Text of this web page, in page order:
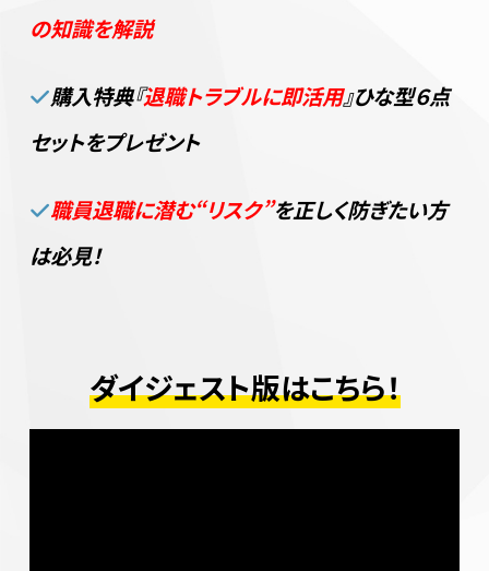
の知識を解説
購入特典『退職トラブルに即活用』ひな型６点
セットをプレゼント
職員退職に潜む“リスク”を正しく防ぎたい方
は必見！
ダイジェスト版はこちら！